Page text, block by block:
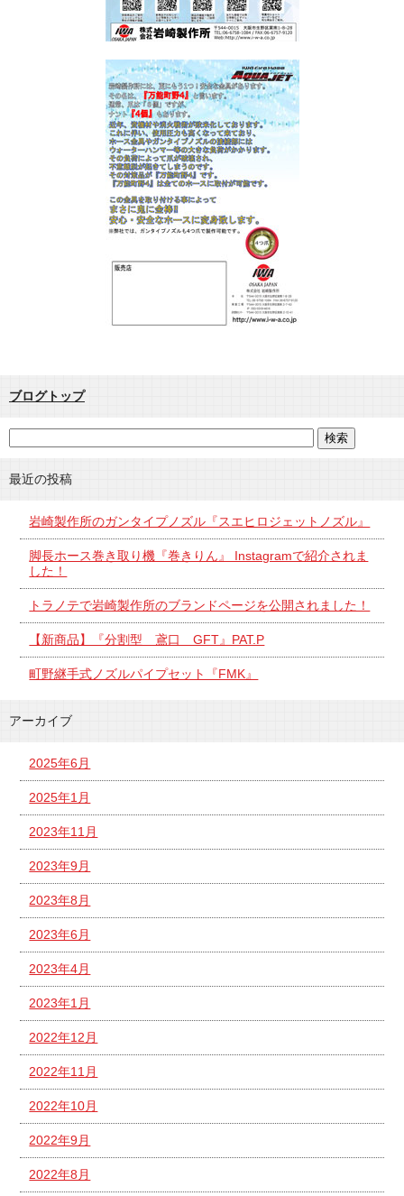
ブログトップ
最近の投稿
岩崎製作所のガンタイプノズル『スエヒロジェットノズル』
脚長ホース巻き取り機『巻きりん』 Instagramで紹介されま
した！
トラノテで岩崎製作所のブランドページを公開されました！
【新商品】『分割型 鳶口 GFT』PAT.P
町野継手式ノズルパイプセット『FMK』
アーカイブ
2025年6月
2025年1月
2023年11月
2023年9月
2023年8月
2023年6月
2023年4月
2023年1月
2022年12月
2022年11月
2022年10月
2022年9月
2022年8月